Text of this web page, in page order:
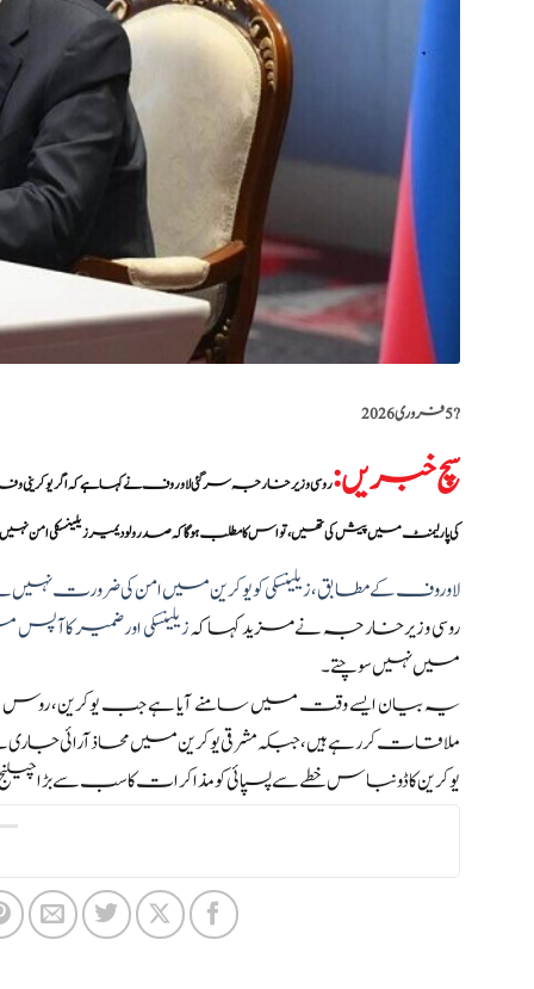
?️5 فروری 2026
سچ خبریں:روسی وزیر خارجہ سرگئی لاوروف نے کہا ہے کہ اگر یوکرینی وفد
کی پارلیمنٹ میں پیش کی تھیں، تو اس کا مطلب ہوگا کہ صدر ولودیمیر زیلینسکی امن
لاوروف کے مطابق،زیلینسکی کو یوکرین میں امن کی ضرورت نہیں
روسی وزیر خارجہ نے مزید کہا کہزیلینسکی اور ضمیر کا
میں نہیں سوچتے۔
یہ بیان ایسے وقت میں سامنے آیا ہے جب یوکرین، روس اور
ملاقات کر رہے ہیں، جبکہ مشرقی یوکرین میں محاذ آرائی
یوکرین کا ڈونباس خطے سے پسپائی کو مذاکرات کا سب سے بڑا